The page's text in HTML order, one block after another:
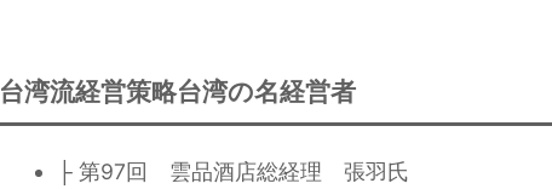
台湾流経営策略台湾の名経営者
├ 第97回 雲品酒店総経理 張羽氏